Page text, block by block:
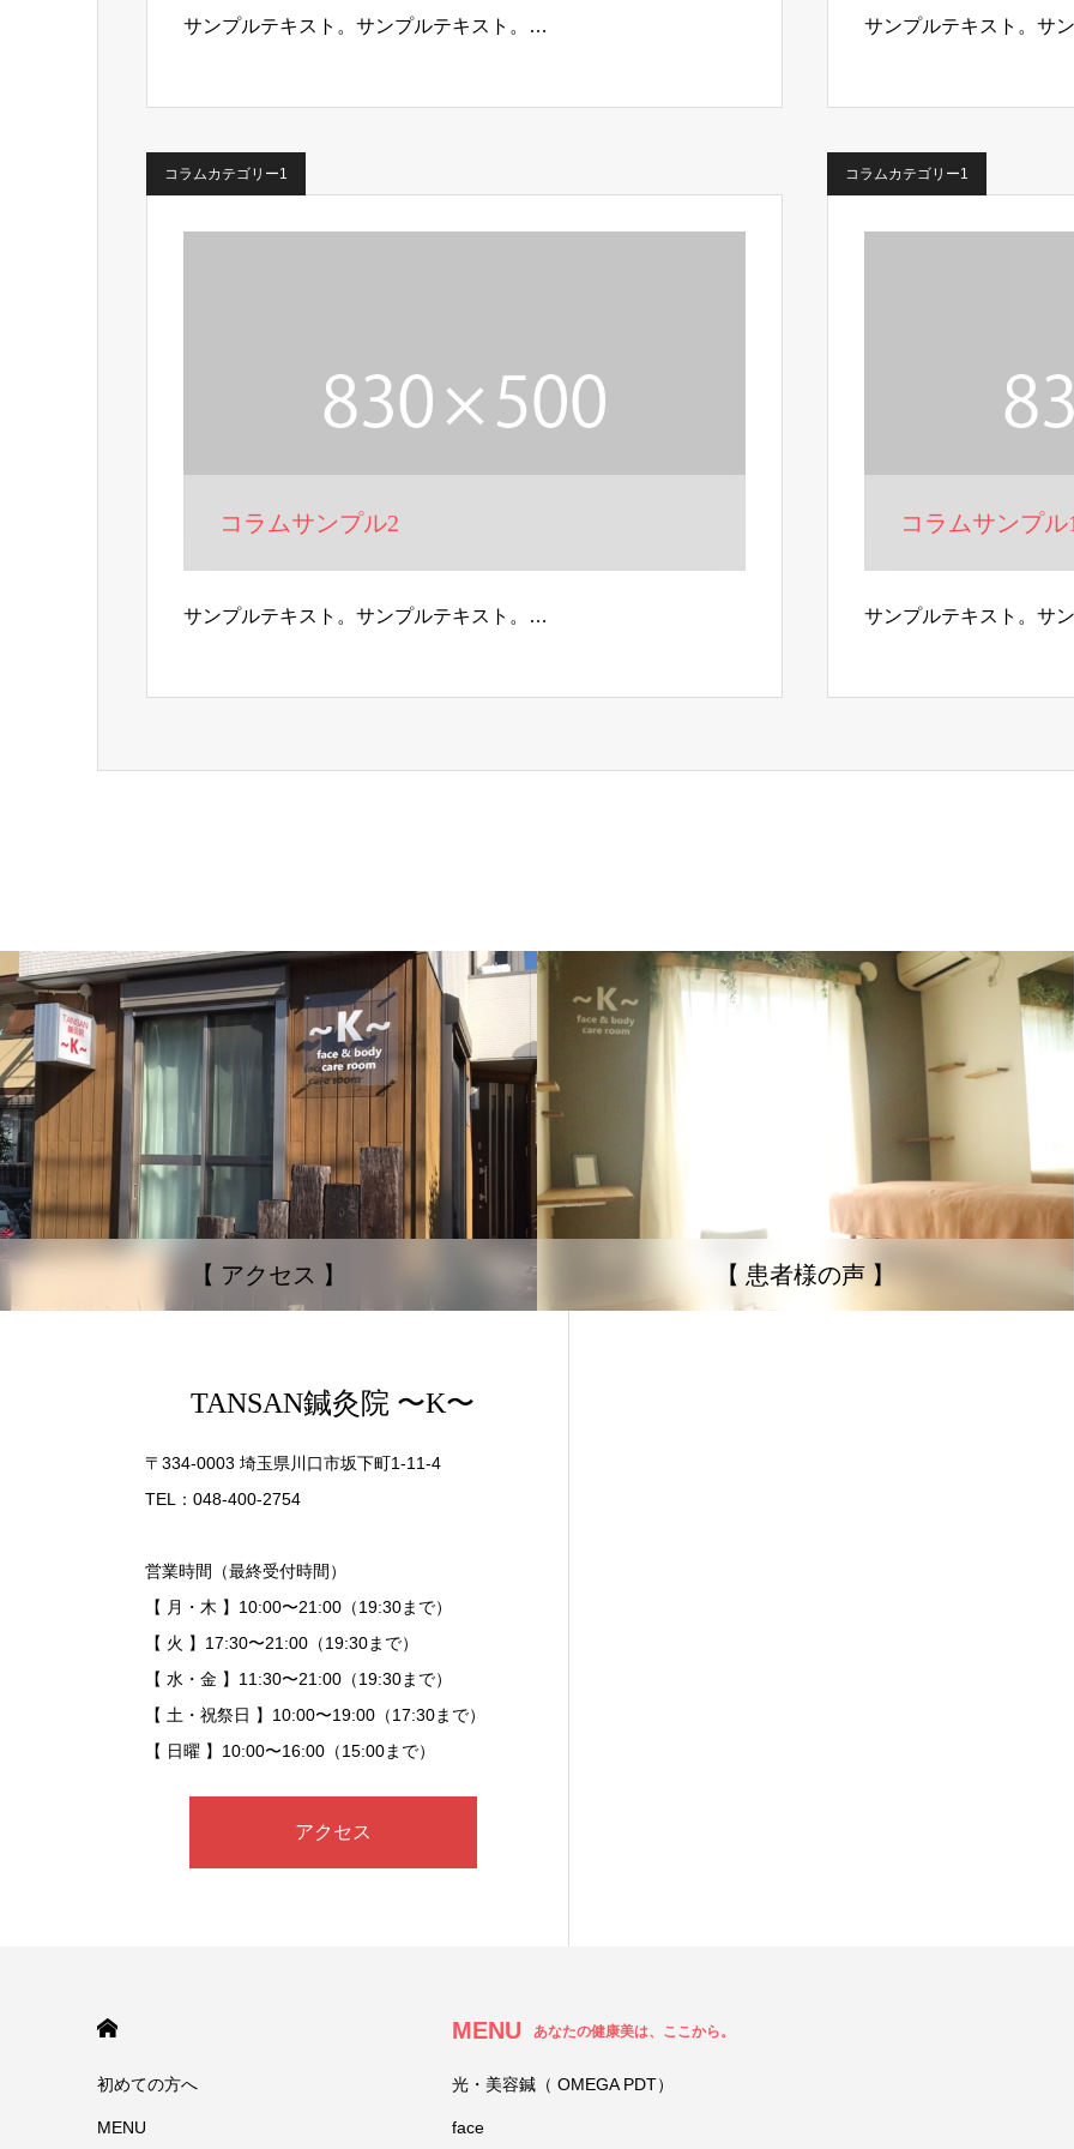
サンプルテキスト。サンプルテキスト。… サンプルテキスト。サ
コラムカテゴリー1
コラムサンプル2
サンプルテキスト。サンプルテキスト。…
コラムカテゴリー1
コラムサンプル1
サンプルテキスト。サ
【 アクセス 】 【 患者様の声 】
TANSAN鍼灸院 〜K〜
〒334-0003 埼玉県川口市坂下町1-11-4
TEL：048-400-2754
営業時間（最終受付時間）
【 月・木 】10:00〜21:00（19:30まで）
【 火 】17:30〜21:00（19:30まで）
【 水・金 】11:30〜21:00（19:30まで）
【 土・祝祭日 】10:00〜19:00（17:30まで）
【 日曜 】10:00〜16:00（15:00まで）
アクセス
初めての方へ
MENU
MENU あなたの健康美は、ここから。
光・美容鍼（ OMEGA PDT）
face